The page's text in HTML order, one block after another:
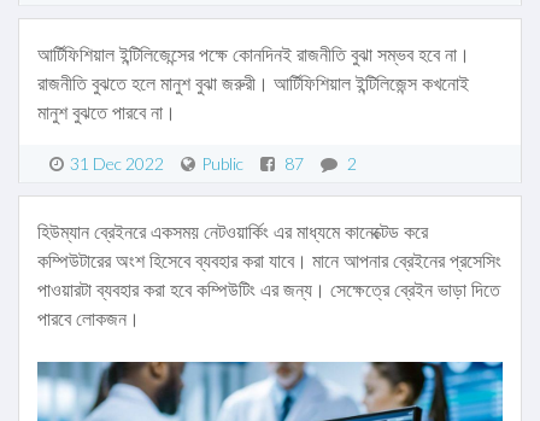
আর্টিফিশিয়াল ইন্টিলিজেন্সের পক্ষে কোনদিনই রাজনীতি বুঝা সম্ভব হবে না।
রাজনীতি বুঝতে হলে মানুশ বুঝা জরুরী। আর্টিফিশিয়াল ইন্টিলিজেন্স কখনোই
মানুশ বুঝতে পারবে না।
31 Dec 2022 Public 87 2
হিউম্যান ব্রেইনরে একসময় নেটওয়ার্কিং এর মাধ্যমে কানেক্টেড করে
কম্পিউটারের অংশ হিসেবে ব্যবহার করা যাবে। মানে আপনার ব্রেইনের প্রসেসিং
পাওয়ারটা ব্যবহার করা হবে কম্পিউটিং এর জন্য। সেক্ষেত্রে ব্রেইন ভাড়া দিতে
পারবে লোকজন।